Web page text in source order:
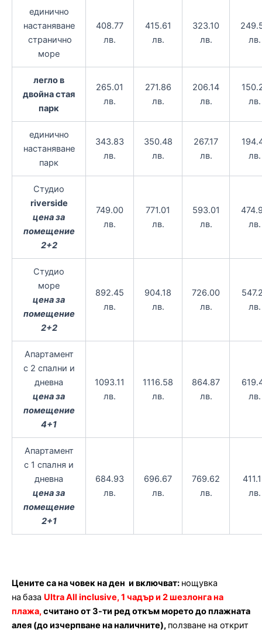
единично
настаняване
странично
море
408.77
лв.
415.61
лв.
323.10
лв.
лв.
легло в
двойна стая
парк
265.01
лв.
271.86
лв.
206.14
лв.
лв.
единично
настаняване
парк
343.83
лв.
350.48
лв.
267.17
лв.
лв.
Студио
riverside
цена за
помещение
2+2
749.00
лв.
771.01
лв.
593.01
лв.
лв.
Студио
море
цена за
помещение
2+2
892.45
лв.
904.18
лв.
726.00
лв.
лв.
Апартамент
с 2 спални и
дневна
цена за
помещение
4+1
1093.11
лв.
1116.58
лв.
864.87
лв.
лв.
Апартамент
с 1 спалня и
дневна
цена за
помещение
2+1
684.93
лв.
696.67
лв.
769.62
лв.
лв.
Цените са на човек на ден и включват: нощувка
на база UltraAll inclusive, 1 чадър и 2 шезлонга на
плажа,считано от 3-ти ред откъм морето до плажната
алея (до изчерпване на наличните), ползване на открит